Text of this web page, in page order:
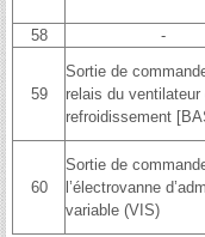
58
-
59
Sortie de
relais du ventilateur
refroidissement
60
Sortie de
l’électrovanne
variable (VIS)